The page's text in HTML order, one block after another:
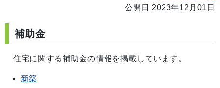
公開日 2023年12月01日
補助金
住宅に関する補助金の情報を掲載しています。
新築